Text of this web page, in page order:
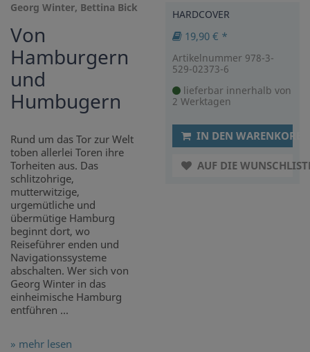
Georg Winter, Bettina Bick
Von
Hamburgern
und
Humbugern
Rund um das Tor zur Welt
toben allerlei Toren ihre
Torheiten aus. Das
schlitzohrige,
mutterwitzige,
urgemütliche und
übermütige Hamburg
beginnt dort, wo
Reiseführer enden und
Navigationssysteme
abschalten. Wer sich von
Georg Winter in das
einheimische Hamburg
entführen ...
» mehr lesen
HARDCOVER
19,90 € *
Artikelnummer 978-3-
529-02373-6
lieferbar innerhalb von
2 Werktagen
IN DEN WARENKORB
AUF DIE